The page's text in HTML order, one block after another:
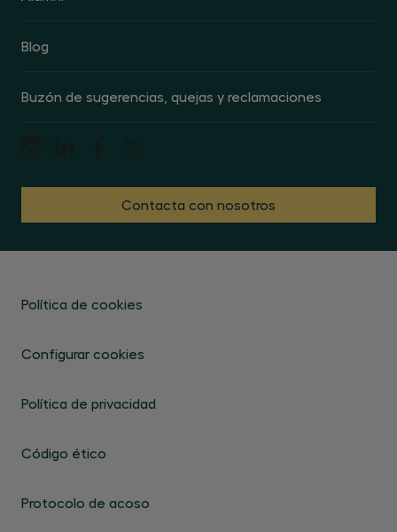
Blog
Buzón de sugerencias, quejas y reclamaciones
Contacta con nosotros
Política de cookies
Configurar cookies
Política de privacidad
Código ético
Protocolo de acoso